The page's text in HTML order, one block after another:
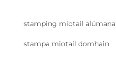
stamping miotail
stampa miotail domhain